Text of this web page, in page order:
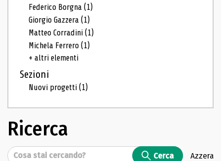
Federico Borgna(1)
Giorgio Gazzera(1)
Matteo Corradini(1)
Michela Ferrero(1)
+ altri elementi
Sezioni
Nuovi progetti(1)
Ricerca
Cerca Cerca Azzera